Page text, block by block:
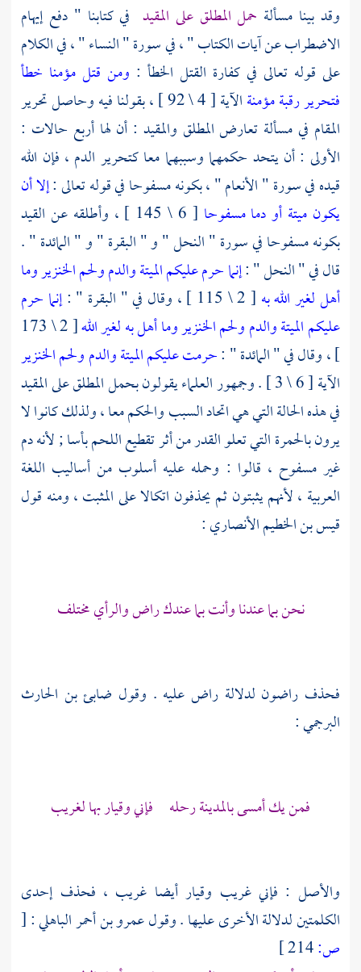
وقد بينا مسألة حمل المطلق على المقيد في كتابنا " دفع إيهام
الاضطراب عن آيات الكتاب " ، في سورة " النساء " ، في الكلام
على قوله تعالى في كفارة القتل الخطأ : ومن قتل مؤمنا خطأ
فتحرير رقبة مؤمنة
الآية [ 4 \ 92 ] ، بقولنا فيه وحاصل تحرير
المقام في مسألة تعارض المطلق والمقيد : أن لها أربع حالات :
الأولى : أن يتحد حكمهما وسببهما معا كتحرير الدم ، فإن الله
قيده في سورة " الأنعام " ، بكونه مسفوحا في قوله تعالى :إلا أن
يكون ميتة أو دما مسفوحا
[ 6 \ 145 ] ، وأطلقه عن القيد
بكونه مسفوحا في سورة " النحل " و " البقرة " و " المائدة " .
قال في " النحل " :إنما حرم عليكم الميتة والدم ولحم الخنزير وما
أهل لغير الله به [ 2 \ 115 ] ، وقال في " البقرة " :
إنما حرم
عليكم الميتة والدم ولحم الخنزير وما أهل به لغير الله
[ 2 \ 173
] ، وقال في " المائدة " :حرمت عليكم الميتة والدم ولحم الخنزير
الآية [ 6 \ 3 ] . وجمهور العلماء يقولون بحمل المطلق على المقيد
في هذه الحالة التي هي اتحاد السبب والحكم معا ، ولذلك كانوا لا
يرون بالحمرة التي تعلو القدر من أثر تقطيع اللحم بأسا ; لأنه دم
غير مسفوح ، قالوا : وحمله عليه أسلوب من أساليب اللغة
العربية ، لأنهم يثبتون ثم يحذفون اتكالا على المثبت ، ومنه قول
قيس بن الخطيم الأنصاري:
نحن بما عندنا وأنت بما عندك راض والرأي مختلف
فحذف راضون لدلالة راض عليه . وقول ضابئ بن الحارث
البرجمي:
فمن يك أمسى بالمدينة رحله فإني وقيار بها لغريب
والأصل : فإني غريب وقيار أيضا غريب ، فحذف إحدى
الكلمتين لدلالة الأخرى عليها . وقولعمرو بن أحمر الباهلي:
[
ص: